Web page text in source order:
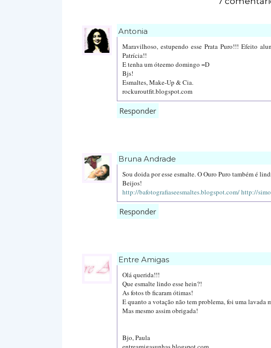
Antonia
Maravilhoso, estupendo esse Prata Puro!!! Efeito
Patrícia!!
E tenha um óteemo domingo =D
Bjs!
Esmaltes, Make-Up & Cia.
rockuroutfit.blogspot.com
Responder
Bruna Andrade
Sou doida por esse esmalte. O Ouro Puro também é
Beijos!
http://bafotografiaseesmaltes.blogspot.com/http://
Responder
Entre Amigas
Olá querida!!!
Que esmalte lindo esse hein?!
As fotos tb ficaram ótimas!
E quanto a votação não tem problema, foi uma lavada
Mas mesmo assim obrigada!
Bjo, Paula